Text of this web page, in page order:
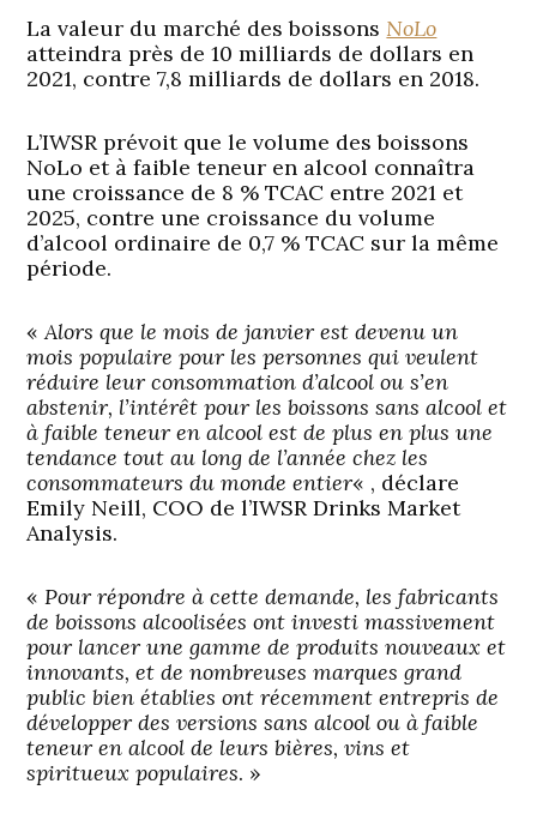
La valeur du marché des boissons NoLo
atteindra près de 10 milliards de dollars en
2021, contre 7,8 milliards de dollars en 2018.
L’IWSR prévoit que le volume des boissons
NoLo et à faible teneur en alcool connaîtra
une croissance de 8 % TCAC entre 2021 et
2025, contre une croissance du volume
d’alcool ordinaire de 0,7 % TCAC sur la même
période.
«Alors que le mois de janvier est devenu un
mois populaire pour les personnes qui veulent
réduire leur consommation d’alcool ou s’en
abstenir, l’intérêt pour les boissons sans alcool et
à faible teneur en alcool est de plus en plus une
tendance tout au long de l’année chez les
consommateurs du monde entier« , déclare
Emily Neill, COO de l’IWSR Drinks Market
Analysis.
«Pour répondre à cette demande, les fabricants
de boissons alcoolisées ont investi massivement
pour lancer une gamme de produits nouveaux et
innovants, et de nombreuses marques grand
public bien établies ont récemment entrepris de
développer des versions sans alcool ou à faible
teneur en alcool de leurs bières, vins et
spiritueux populaires. »